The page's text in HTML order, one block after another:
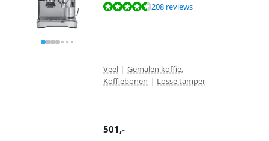
Beoordeling is 8,6 van de 10, gebaseerd op 208 reviews.
208 reviews
Veel | Gemalen koffie,
Koffiebonen | Losse tamper
501,-